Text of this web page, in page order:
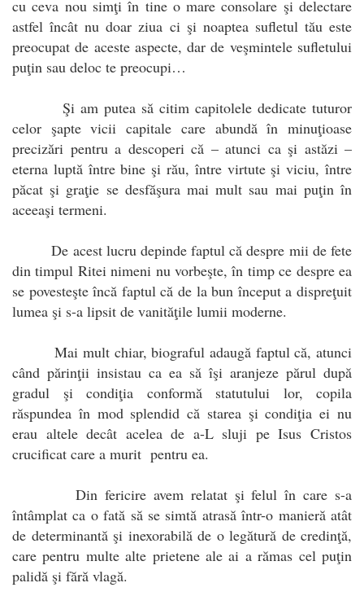
cu ceva nou simţi în tine o mare consolare şi delectare
astfel încât nu doar ziua ci şi noaptea sufletul tău este
preocupat de aceste aspecte, dar de veşmintele sufletului
puţin sau deloc te preocupi…
Şi am putea să citim capitolele dedicate tuturor
celor şapte vicii capitale care abundă în minuţioase
precizări pentru a descoperi că – atunci ca şi astăzi –
eterna luptă între bine şi rău, între virtute şi viciu, între
păcat şi graţie se desfăşura mai mult sau mai puţin în
aceeaşi termeni.
De acest lucru depinde faptul că despre mii de fete
din timpul Ritei nimeni nu vorbeşte, în timp ce despre ea
se povesteşte încă faptul că de la bun început a dispreţuit
lumea şi s-a lipsit de vanităţile lumii moderne.
Mai mult chiar, biograful adaugă faptul că, atunci
când părinţii insistau ca ea să îşi aranjeze părul după
gradul şi condiţia conformă statutului lor, copila
răspundea în mod splendid că starea şi condiţia ei nu
erau altele decât acelea de a-L sluji pe Isus Cristos
crucificat care a murit pentru ea.
Din fericire avem relatat şi felul în care s-a
întâmplat ca o fată să se simtă atrasă într-o manieră atât
de determinantă şi inexorabilă de o legătură de credinţă,
care pentru multe alte prietene ale ai a rămas cel puţin
palidă şi fără vlagă.